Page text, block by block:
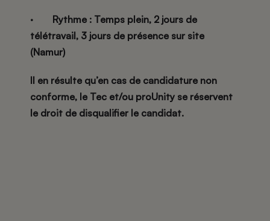
· Rythme : Temps plein, 2 jours de
télétravail, 3 jours de présence sur site
(Namur)
Il en résulte qu’en cas de candidature non
conforme, le Tec et/ou proUnity se réservent
le droit de disqualifier le candidat.